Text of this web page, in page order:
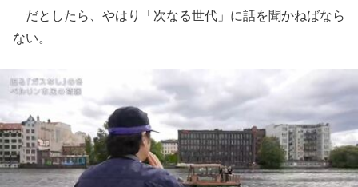
だとしたら、やはり「次なる世代」に話を聞かねばなら
ない。